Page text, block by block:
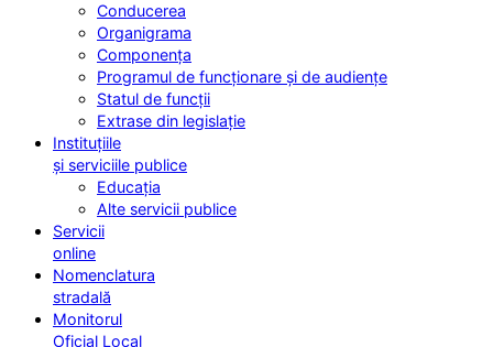
Conducerea
Organigrama
Componența
Programul de funcționare și de audiențe
Statul de funcții
Extrase din legislație
Instituțiile
și serviciile publice
Educația
Alte servicii publice
Servicii
online
Nomenclatura
stradală
Monitorul
Oficial Local